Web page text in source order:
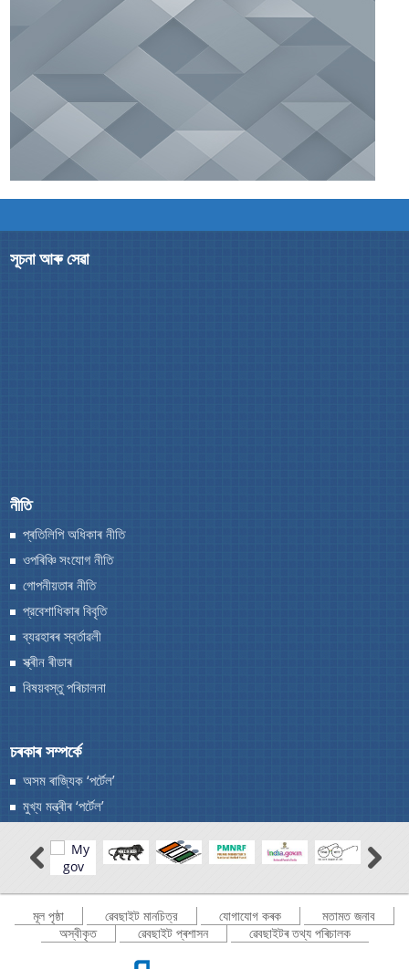
আমাৰ ইতিহাস
Officials, Our Vision,Mission and Functions and
more details about our department here.
সূচনা আৰু সেৱা
নীতি
প্ৰতিলিপি অধিকাৰ নীতি
ওপৰিঞ্চি সংযোগ নীতি
গোপনীয়তাৰ নীতি
প্রবেশাধিকাৰ বিবৃতি
ব্যৱহাৰৰ স্বর্তাৱলী
স্ক্ৰীন ৰীডাৰ
বিষয়বস্তু পৰিচালনা
চৰকাৰ সম্পৰ্কে
অসম ৰাজ্যিক ‘পৰ্টেল’
মুখ্য মন্ত্ৰীৰ ‘পৰ্টেল’
মূল পৃষ্ঠা ৱেবছাইট মানচিত্র যোগাযোগ কৰক
মতামত জনাব
অস্বীকৃত
ৱেবছাইট প্ৰশাসন ৱেবছাইটৰ তথ্য পৰিচালক